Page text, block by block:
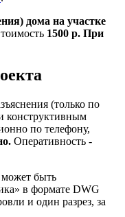
дома на участке
1500 р. При
(только по
конструктивным
по телефону,
Оперативность -
быть
в формате DWG
и один разрез, за